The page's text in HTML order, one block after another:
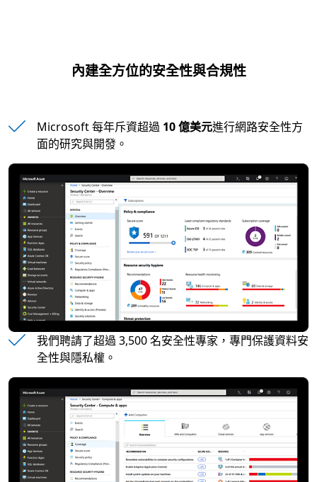
內建全方位的安全性與合規性
Microsoft 每年斥資超過 10 億美元進行網路安全性方
面的研究與開發。
我們聘請了超過 3,500 名安全性專家 ，專門保護資料安
全性與隱私權。